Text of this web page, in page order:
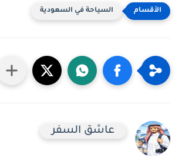
السياحة في السعودية
عاشق السفر